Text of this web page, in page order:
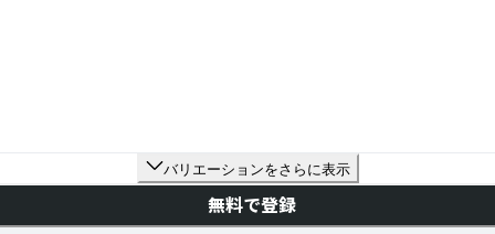
バリエーションをさらに表示
無料で登録